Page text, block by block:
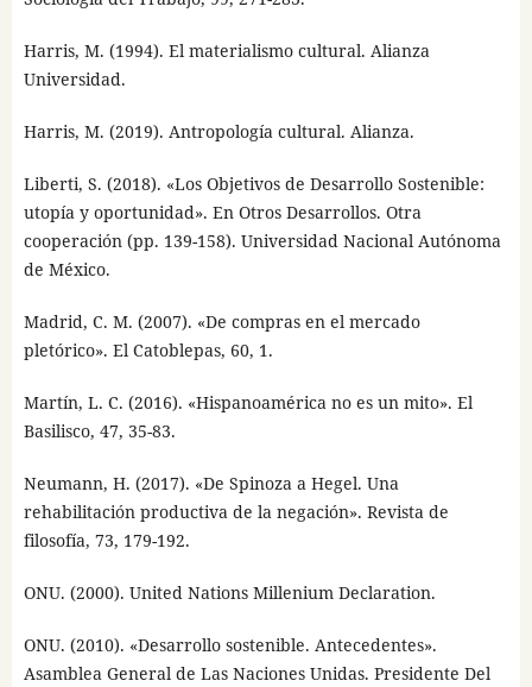
Harris, M. (1994). El materialismo cultural. Alianza
Universidad.
Harris, M. (2019). Antropología cultural. Alianza.
Liberti, S. (2018). «Los Objetivos de Desarrollo Sostenible:
utopía y oportunidad». En Otros Desarrollos. Otra
cooperación (pp. 139-158). Universidad Nacional Autónoma
de México.
Madrid, C. M. (2007). «De compras en el mercado
pletórico». El Catoblepas, 60, 1.
Martín, L. C. (2016). «Hispanoamérica no es un mito». El
Basilisco, 47, 35-83.
Neumann, H. (2017). «De Spinoza a Hegel. Una
rehabilitación productiva de la negación». Revista de
filosofía, 73, 179-192.
ONU. (2000). United Nations Millenium Declaration.
ONU. (2010). «Desarrollo sostenible. Antecedentes».
Asamblea General de Las Naciones Unidas. Presidente Del